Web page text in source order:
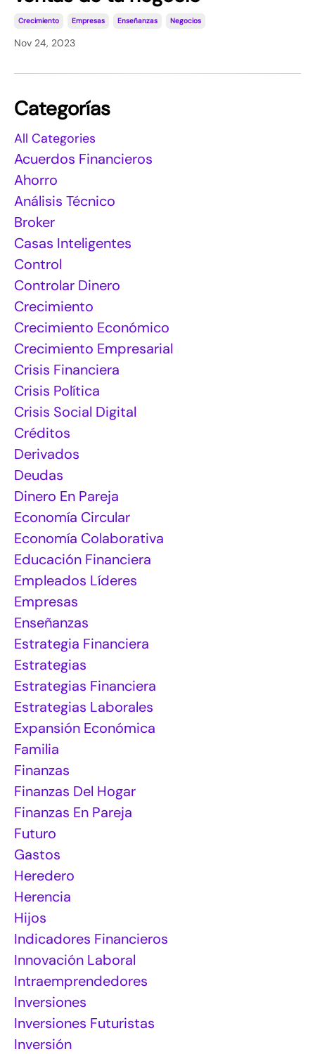
Crecimiento Empresas Enseñanzas Negocios
Nov 24, 2023
Categorías
All Categories
Acuerdos Financieros
Ahorro
Análisis Técnico
Broker
Casas Inteligentes
Control
Controlar Dinero
Crecimiento
Crecimiento Económico
Crecimiento Empresarial
Crisis Financiera
Crisis Política
Crisis Social Digital
Créditos
Derivados
Deudas
Dinero En Pareja
Economía Circular
Economía Colaborativa
Educación Financiera
Empleados Líderes
Empresas
Enseñanzas
Estrategia Financiera
Estrategias
Estrategias Financiera
Estrategias Laborales
Expansión Económica
Familia
Finanzas
Finanzas Del Hogar
Finanzas En Pareja
Futuro
Gastos
Heredero
Herencia
Hijos
Indicadores Financieros
Innovación Laboral
Intraemprendedores
Inversiones
Inversiones Futuristas
Inversión